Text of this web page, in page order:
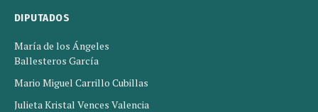
DIPUTADOS
María de los Ángeles
Ballesteros García
Mario Miguel Carrillo Cubillas
Julieta Kristal Vences Valencia